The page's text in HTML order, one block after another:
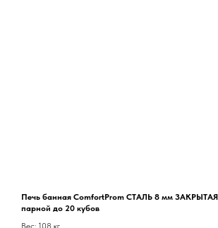
Печь банная ComfortProm СТАЛЬ 8 мм
парной до 20 кубов